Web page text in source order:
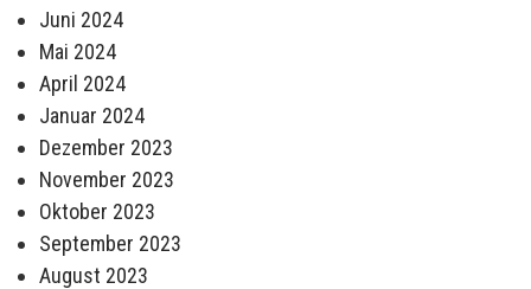
Juni 2024
Mai 2024
April 2024
Januar 2024
Dezember 2023
November 2023
Oktober 2023
September 2023
August 2023